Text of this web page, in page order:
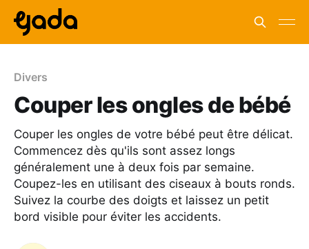
Divers
Couper les ongles de bébé
Couper les ongles de votre bébé peut être délicat.
Commencez dès qu'ils sont assez longs
généralement une à deux fois par semaine.
Coupez-les en utilisant des ciseaux à bouts ronds.
Suivez la courbe des doigts et laissez un petit
bord visible pour éviter les accidents.